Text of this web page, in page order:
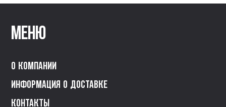
Меню
О компании
Информация о доставке
Контакты